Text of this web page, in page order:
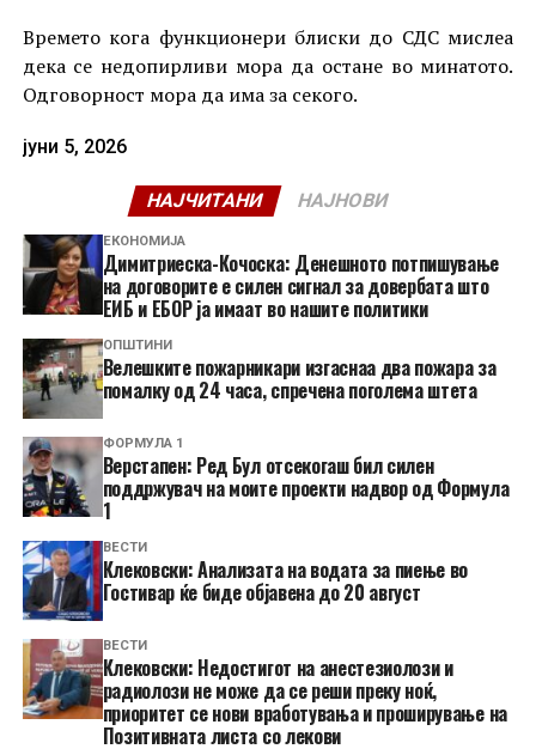
Времето кога функционери блиски до СДС мислеа
дека се недопирливи мора да остане во минатото.
Одговорност мора да има за секого.
јуни 5, 2026
НАЈЧИТАНИ НАЈНОВИ
ЕКОНОМИЈА
Димитриеска-Кочоска: Денешното потпишување
на договорите е силен сигнал за довербата што
ЕИБ и ЕБОР ја имаат во нашите политики
ОПШТИНИ
Велешките пожарникари изгаснаа два пожара за
помалку од 24 часа, спречена поголема штета
ФОРМУЛА 1
Верстапен: Ред Бул отсекогаш бил силен
поддржувач на моите проекти надвор од Формула
1
ВЕСТИ
Клековски: Анализата на водата за пиење во
Гостивар ќе биде објавена до 20 август
ВЕСТИ
Клековски: Недостигот на анестезиолози и
радиолози не може да се реши преку ноќ,
приоритет се нови вработувања и проширување на
Позитивната листа со лекови